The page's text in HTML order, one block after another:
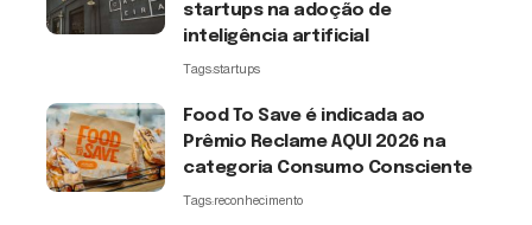
startups na adoção de
inteligência artificial
Tags:startups
Food To Save é indicada ao
Prêmio Reclame AQUI 2026 na
categoria Consumo Consciente
Tags:reconhecimento